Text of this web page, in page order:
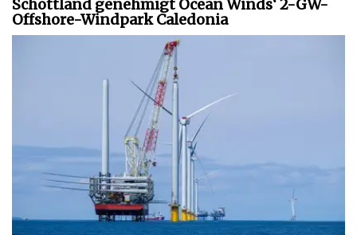
Schottland genehmigt Ocean Winds‘ 2-GW-
Offshore-Windpark Caledonia